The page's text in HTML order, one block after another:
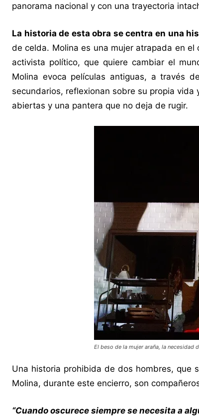
panorama nacional y con una trayectoria
La historia de esta obra se centra en una
de celda. Molina es una mujer atrapada en
activista político, que quiere cambiar el
Molina evoca películas antiguas, a través
secundarios, reflexionan sobre su propia
abiertas y una pantera que no deja de rugir.
El beso de la mujer araña, la necesidad
Una historia prohibida de dos hombres, que
Molina, durante este encierro, son
“Cuando oscurece siempre se necesita a